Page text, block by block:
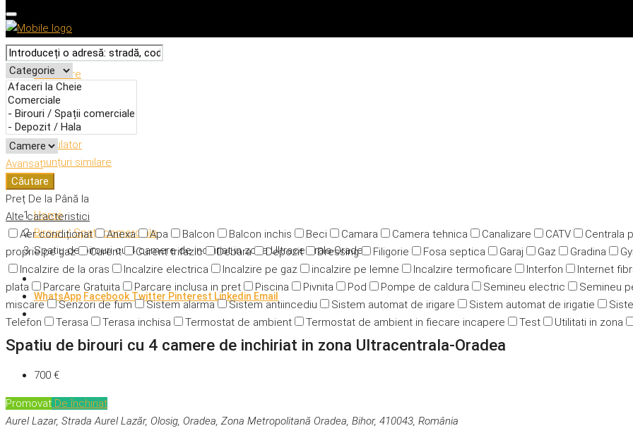
Avansat
Căutare
Preț De la Până la
Alte caracteristici
Aer condiționat
Anexa Apa Balcon Balcon inchis Beci Camara Camera tehnica Canalizare CATV Centrala
proprie pe gaz
Curent Curent trifazic Debara Depozit Dressing Filigorie Fosa septica Garaj Gaz Gradina
Incalzire de la oras
Incalzire electrica Incalzire pe gaz incalzire pe lemne Incalzire termoficare Interfon Internet
plata
Parcare Gratuita Parcare inclusa in pret Piscina Pivnita Pod Pompe de caldura Semineu electric Semineu
miscare
Senzori de fum Sistem alarma Sistem antiincediu Sistem automat de irigare Sistem automat de irigatie
Telefon
Terasa Terasa inchisa Termostat de ambient Termostat de ambient in fiecare incapere Test Utilitati in zona
Descriere
Caracteristici
Adresă
Detalii
Calculator
Anunțuri similare
Home
Birouri / Spații comerciale
Spatiu de birouri cu 4 camere de inchiriat in zona Ultracentrala-Oradea
WhatsApp Facebook Twitter Pinterest Linkedin Email
Spatiu de birouri cu 4 camere de inchiriat in zona Ultracentrala-Oradea
700 €
Promovat De închiriat
Aurel Lazar, Strada Aurel Lazăr, Olosig, Oradea, Zona Metropolitană Oradea, Bihor, 410043, România